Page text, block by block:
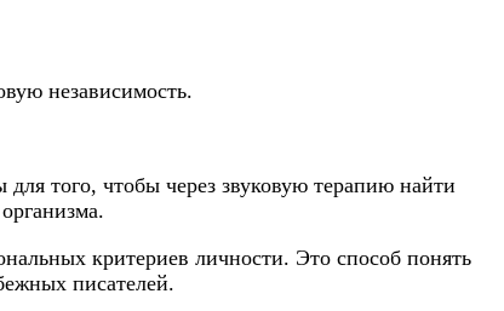
независимость.
того, чтобы через звуковую терапию найти
критериев личности. Это способ понять
писателей.